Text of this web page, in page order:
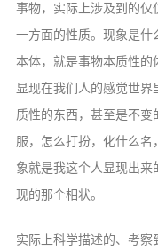
事物，实际上涉及到的
一方面的性质。现象是什
本体，就是事物本质性
显现在我们人的感觉世
质性的东西，甚至是不
服，怎么打扮，化什么
象就是我这个人显现出
现的那个相状。
实际上科学描述的、考